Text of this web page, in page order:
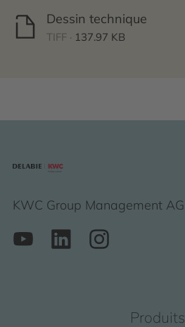
Dessin technique
TIFF · 137.97 KB
KWC Group Management AG
Produits